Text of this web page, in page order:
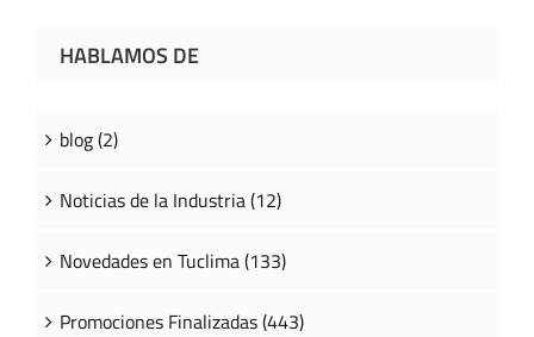
HABLAMOS DE
blog (2)
Noticias de la Industria (12)
Novedades en Tuclima (133)
Promociones Finalizadas (443)